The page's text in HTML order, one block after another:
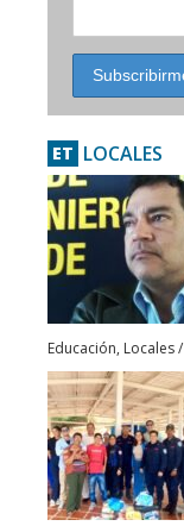
ET LOCALES
Educación, Locales/